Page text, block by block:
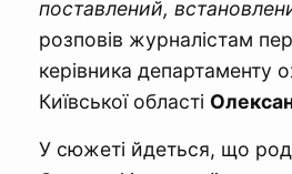
поставлений,
розповів журналістам
керівника департаменту
Київської області
У сюжеті йдеться, що